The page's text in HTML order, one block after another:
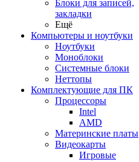
Блоки для записей,
закладки
Ещё
Компьютеры и ноутбуки
Ноутбуки
Моноблоки
Системные блоки
Неттопы
Комплектующие для ПК
Процессоры
Intel
AMD
Материнские платы
Видеокарты
Игровые